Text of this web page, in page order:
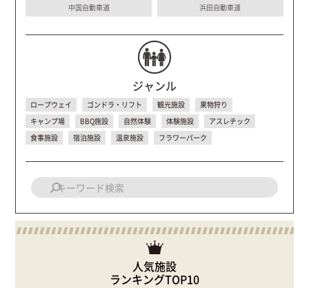
中国自動車道 浜田自動車道
ジャンル
ロープウェイ ゴンドラ・リフト 観光施設
果物狩り
キャンプ場
BBQ施設 自然体験 体験施設
アスレチック
食事施設
宿泊施設 温泉施設 フラワーパーク
人気施設
ランキングTOP10